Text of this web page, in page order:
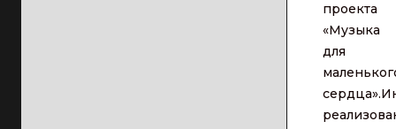
проекта
«Музыка
для